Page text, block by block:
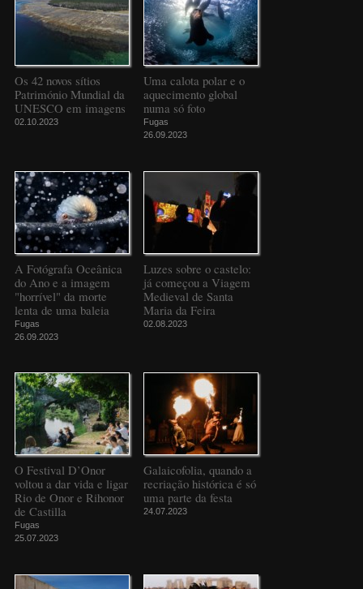
Os 42 novos sítios
Património Mundial da
UNESCO em imagens
02.10.2023
Uma calota polar e o
aquecimento global
numa só foto
Fugas
26.09.2023
A Fotógrafa Oceânica
do Ano e a imagem
"horrível" da morte
lenta de uma baleia
Fugas
26.09.2023
Luzes sobre o castelo:
já começou a Viagem
Medieval de Santa
Maria da Feira
02.08.2023
O Festival D’Onor
voltou a dar vida e ligar
Rio de Onor e Rihonor
de Castilla
Fugas
25.07.2023
Galaicofolia, quando a
recriação histórica é só
uma parte da festa
24.07.2023